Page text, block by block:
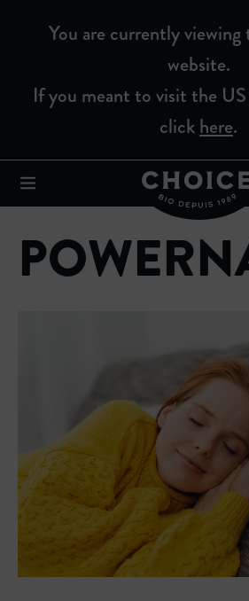
You are currently viewing
website.
If you meant to visit the US
clickhere.